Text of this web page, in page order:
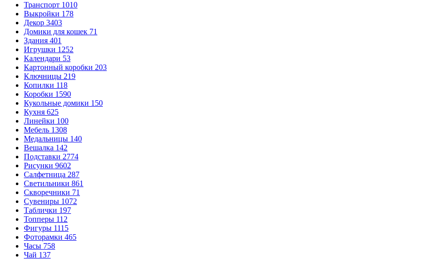
Транспорт 1010
Выкройки 178
Декор 3403
Домики для кошек 71
Здания 401
Игрушки 1252
Календари 53
Картонный коробки 203
Ключницы 219
Копилки 118
Коробки 1590
Кукольные домики 150
Кухня 625
Линейки 100
Мебель 1308
Медальницы 140
Вешалка 142
Подставки 2774
Рисунки 9602
Салфетница 287
Светильники 861
Скворечники 71
Сувениры 1072
Таблички 197
Топперы 112
Фигуры 1115
Фоторамки 465
Часы 758
Чай 137